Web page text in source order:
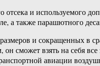
отсека и используемого
а также парашютного
и сокращенных
сможет взять на себя
авиации